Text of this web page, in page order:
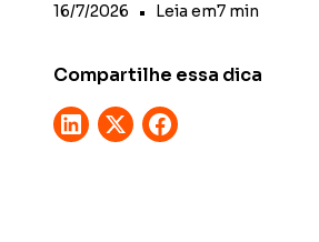
16/7/2026 • Leia em7 min
Compartilhe essa dica